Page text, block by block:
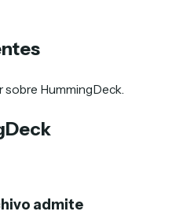
HummingDeck.
admite